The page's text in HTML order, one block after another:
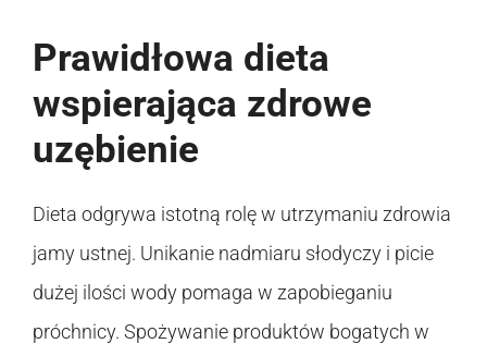
Prawidłowa dieta
wspierająca zdrowe
uzębienie
Dieta odgrywa istotną rolę w utrzymaniu zdrowia
jamy ustnej. Unikanie nadmiaru słodyczy i picie
dużej ilości wody pomaga w zapobieganiu
próchnicy. Spożywanie produktów bogatych w